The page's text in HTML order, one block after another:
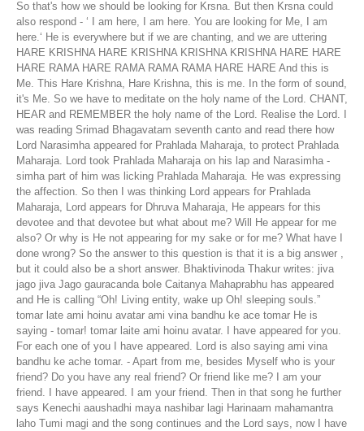
So that's how we should be looking for Krsna. But then Krsna could
also respond - ‘ I am here, I am here. You are looking for Me, I am
here.‘ He is everywhere but if we are chanting, and we are uttering
HARE KRISHNA HARE KRISHNA KRISHNA KRISHNA HARE HARE
HARE RAMA HARE RAMA RAMA RAMA HARE HARE And this is
Me. This Hare Krishna, Hare Krishna, this is me. In the form of sound,
it's Me. So we have to meditate on the holy name of the Lord. CHANT,
HEAR and REMEMBER the holy name of the Lord. Realise the Lord. I
was reading Srimad Bhagavatam seventh canto and read there how
Lord Narasimha appeared for Prahlada Maharaja, to protect Prahlada
Maharaja. Lord took Prahlada Maharaja on his lap and Narasimha -
simha part of him was licking Prahlada Maharaja. He was expressing
the affection. So then I was thinking Lord appears for Prahlada
Maharaja, Lord appears for Dhruva Maharaja, He appears for this
devotee and that devotee but what about me? Will He appear for me
also? Or why is He not appearing for my sake or for me? What have I
done wrong? So the answer to this question is that it is a big answer ,
but it could also be a short answer. Bhaktivinoda Thakur writes: jiva
jago jiva Jago gauracanda bole Caitanya Mahaprabhu has appeared
and He is calling “Oh! Living entity, wake up Oh! sleeping souls.”
tomar late ami hoinu avatar ami vina bandhu ke ace tomar He is
saying - tomar! tomar laite ami hoinu avatar. I have appeared for you.
For each one of you I have appeared. Lord is also saying ami vina
bandhu ke ache tomar. - Apart from me, besides Myself who is your
friend? Do you have any real friend? Or friend like me? I am your
friend. I have appeared. I am your friend. Then in that song he further
says Kenechi aaushadhi maya nashibar lagi Harinaam mahamantra
laho Tumi magi and the song continues and the Lord says, now I have